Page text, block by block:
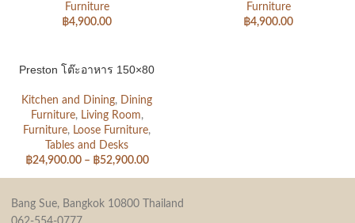
Furniture
฿4,900.00
Furniture
฿4,900.00
Preston โต๊ะอาหาร 150×80
Kitchen and Dining, Dining
Furniture, Living Room,
Furniture, Loose Furniture,
Tables and Desks
฿24,900.00 – ฿52,900.00
Bang Sue, Bangkok 10800 Thailand